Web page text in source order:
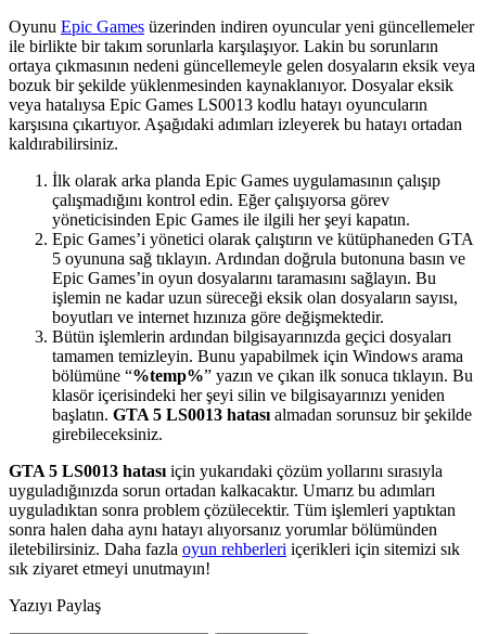
Oyunu Epic Games üzerinden indiren oyuncular yeni güncellemeler
ile birlikte bir takım sorunlarla karşılaşıyor. Lakin bu sorunların
ortaya çıkmasının nedeni güncellemeyle gelen dosyaların eksik veya
bozuk bir şekilde yüklenmesinden kaynaklanıyor. Dosyalar eksik
veya hatalıysa Epic Games LS0013 kodlu hatayı oyuncuların
karşısına çıkartıyor. Aşağıdaki adımları izleyerek bu hatayı ortadan
kaldırabilirsiniz.
İlk olarak arka planda Epic Games uygulamasının çalışıp
çalışmadığını kontrol edin. Eğer çalışıyorsa görev
yöneticisinden Epic Games ile ilgili her şeyi kapatın.
Epic Games’i yönetici olarak çalıştırın ve kütüphaneden GTA
5 oyununa sağ tıklayın. Ardından doğrula butonuna basın ve
Epic Games’in oyun dosyalarını taramasını sağlayın. Bu
işlemin ne kadar uzun süreceği eksik olan dosyaların sayısı,
boyutları ve internet hızınıza göre değişmektedir.
Bütün işlemlerin ardından bilgisayarınızda geçici dosyaları
tamamen temizleyin. Bunu yapabilmek için Windows arama
bölümüne “%temp%” yazın ve çıkan ilk sonuca tıklayın. Bu
klasör içerisindeki her şeyi silin ve bilgisayarınızı yeniden
başlatın. GTA 5 LS0013 hatası almadan sorunsuz bir şekilde
girebileceksiniz.
GTA 5 LS0013 hatası için yukarıdaki çözüm yollarını sırasıyla
uyguladığınızda sorun ortadan kalkacaktır. Umarız bu adımları
uyguladıktan sonra problem çözülecektir. Tüm işlemleri yaptıktan
sonra halen daha aynı hatayı alıyorsanız yorumlar bölümünden
iletebilirsiniz. Daha fazla oyun rehberleri içerikleri için sitemizi sık
sık ziyaret etmeyi unutmayın!
Yazıyı Paylaş